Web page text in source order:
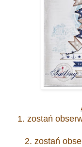
1. zostań
2. zostań